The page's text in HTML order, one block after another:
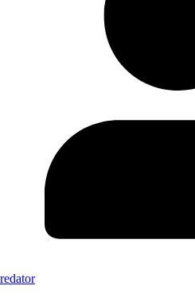
redator